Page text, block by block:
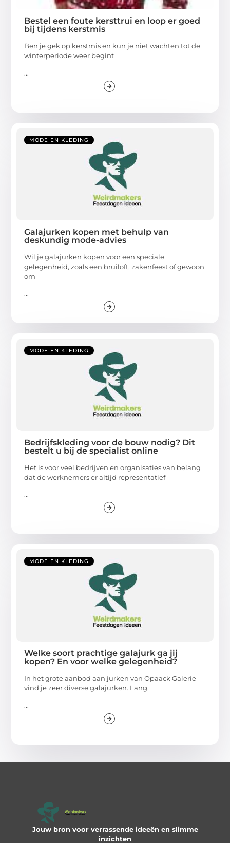
Bestel een foute kersttrui en loop er goed
bij tijdens kerstmis
Ben je gek op kerstmis en kun je niet wachten tot de
winterperiode weer begint
...
MODE EN KLEDING
Galajurken kopen met behulp van
deskundig mode-advies
Wil je galajurken kopen voor een speciale
gelegenheid, zoals een bruiloft, zakenfeest of gewoon
om
...
MODE EN KLEDING
Bedrijfskleding voor de bouw nodig? Dit
bestelt u bij de specialist online
Het is voor veel bedrijven en organisaties van belang
dat de werknemers er altijd representatief
...
MODE EN KLEDING
Welke soort prachtige galajurk ga jij
kopen? En voor welke gelegenheid?
In het grote aanbod aan jurken van Opaack Galerie
vind je zeer diverse galajurken. Lang,
...
Jouw bron voor verrassende ideeën en slimme
inzichten